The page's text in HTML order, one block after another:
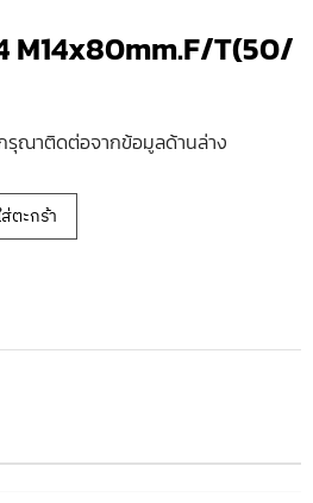
M14x80mm.F/T(50/
รุณาติดต่อจากข้อมูลด้านล่าง
ตะกร้า